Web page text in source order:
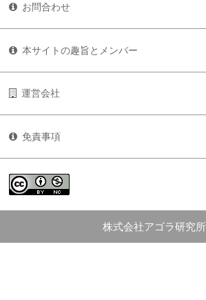
お問合わせ
本サイトの趣旨とメンバー
運営会社
免責事項
株式会社アゴラ研究所